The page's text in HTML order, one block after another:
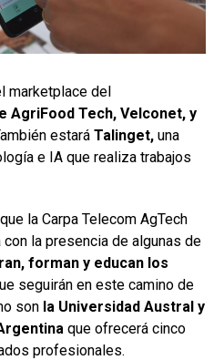
marketplace del
AgriFood Tech, Velconet, y
estará Talinget, una
e IA que realiza trabajos
la Carpa Telecom AgTech
la presencia de algunas de
forman y educan los
seguirán en este camino de
son la Universidad Austral y
que ofrecerá cinco
profesionales.